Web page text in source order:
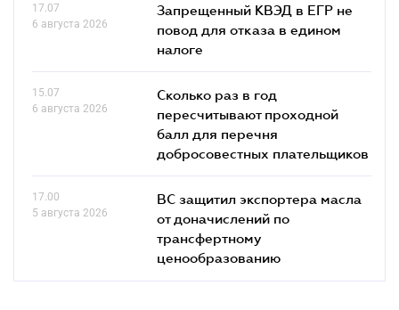
17.07
6 августа 2026
Запрещенный КВЭД в ЕГР не
повод для отказа в едином
налоге
15.07
6 августа 2026
Сколько раз в год
пересчитывают проходной
балл для перечня
добросовестных плательщиков
17.00
5 августа 2026
ВС защитил экспортера масла
от доначислений по
трансфертному
ценообразованию